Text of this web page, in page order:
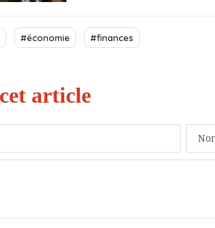
#économie #finances